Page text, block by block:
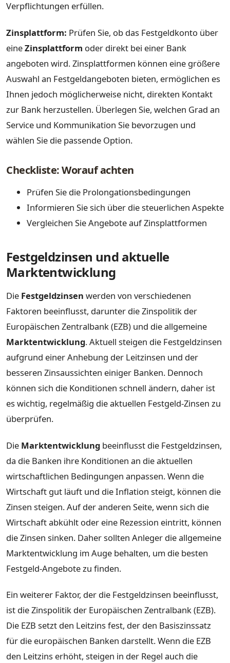
Verpflichtungen erfüllen.
Zinsplattform: Prüfen Sie, ob das Festgeldkonto über
eineZinsplattform oder direkt bei einer Bank
angeboten wird. Zinsplattformen können eine größere
Auswahl an Festgeldangeboten bieten, ermöglichen es
Ihnen jedoch möglicherweise nicht, direkten Kontakt
zur Bank herzustellen. Überlegen Sie, welchen Grad an
Service und Kommunikation Sie bevorzugen und
wählen Sie die passende Option.
Checkliste: Worauf achten
Prüfen Sie die Prolongationsbedingungen
Informieren Sie sich über die steuerlichen Aspekte
Vergleichen Sie Angebote auf Zinsplattformen
Festgeldzinsen und aktuelle
Marktentwicklung
Die Festgeldzinsen werden von verschiedenen
Faktoren beeinflusst, darunter die Zinspolitik der
Europäischen Zentralbank (EZB) und die allgemeine
Marktentwicklung. Aktuell steigen die Festgeldzinsen
aufgrund einer Anhebung der Leitzinsen und der
besseren Zinsaussichten einiger Banken. Dennoch
können sich die Konditionen schnell ändern, daher ist
es wichtig, regelmäßig die aktuellen Festgeld-Zinsen zu
überprüfen.
Die Marktentwicklung beeinflusst die Festgeldzinsen,
da die Banken ihre Konditionen an die aktuellen
wirtschaftlichen Bedingungen anpassen. Wenn die
Wirtschaft gut läuft und die Inflation steigt, können die
Zinsen steigen. Auf der anderen Seite, wenn sich die
Wirtschaft abkühlt oder eine Rezession eintritt, können
die Zinsen sinken. Daher sollten Anleger die allgemeine
Marktentwicklung im Auge behalten, um die besten
Festgeld-Angebote zu finden.
Ein weiterer Faktor, der die Festgeldzinsen beeinflusst,
ist die Zinspolitik der Europäischen Zentralbank (EZB).
Die EZB setzt den Leitzins fest, der den Basiszinssatz
für die europäischen Banken darstellt. Wenn die EZB
den Leitzins erhöht, steigen in der Regel auch die